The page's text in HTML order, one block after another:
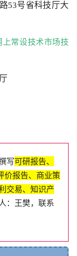
53号省科技厅大
上常设技术市场技
写可研报告、
价报告、 商业策
交易、 知识产
人 ：王樊， 联系